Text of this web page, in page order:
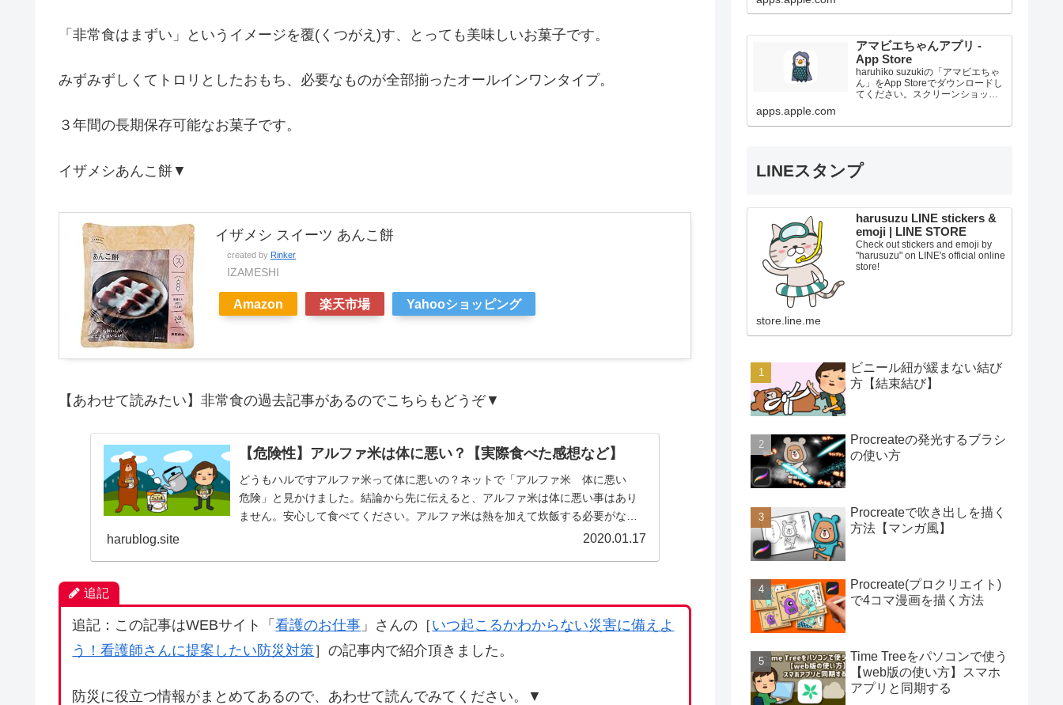
「非常食はまずい」というイメージを覆(くつがえ)す、とっても美味しいお菓子です。
みずみずしくてトロリとしたおもち、必要なものが全部揃ったオールインワンタイプ。
３年間の長期保存可能なお菓子です。
イザメシあんこ餅▼
イザメシ スイーツ あんこ餅
created by Rinker
IZAMESHI
Amazon 楽天市場 Yahooショッピング
【あわせて読みたい】非常食の過去記事があるのでこちらもどうぞ▼
【危険性】アルファ米は体に悪い？【実際食べた感想など】
どうもハルですアルファ米って体に悪いの？ネットで「アルファ米 体に悪い
危険」と見かけました。結論から先に伝えると、アルファ米は体に悪い事はあり
ません。安心して食べてください。アルファ米は熱を加えて炊飯する必要がな
harublog.site 2020.01.17
追記
追記：この記事はWEBサイト「看護のお仕事 」さんの［いつ起こるかわからない災害に備えよ
う！看護師さんに提案したい防災対策］の記事内で紹介頂きました。
防災に役立つ情報がまとめてあるので、あわせて読んでみてください。▼
「くまさんのステッカー kumasan
アマビエちゃんアプリ -
App Store
haruhiko suzukiの「アマビエちゃ
ん」をApp Storeでダウンロードし
てください。スクリーンショッ
ゲームを見ることなどができま
apps.apple.com
LINEスタンプ
harusuzu LINE stickers &
emoji | LINE STORE
Check out stickers and emoji by
"harusuzu" on LINE's official online
store!
store.line.me
ビニール紐が緩まない結び
方【結束結び】
Procreateの発光するブラシ
の使い方
Procreateで吹き出しを描く
方法【マンガ風】
Procreate(プロクリエイト)
で4コマ漫画を描く方法
Time Treeをパソコンで使う
【web版の使い方】スマホ
アプリと同期する